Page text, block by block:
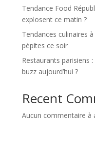
Tendance Food
explosent ce matin ?
Tendances culinaires
pépites ce soir
Restaurants parisiens
buzz aujourd’hui ?
Recent
Aucun commentaire à